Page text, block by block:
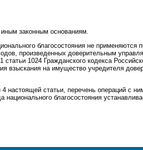
законным основаниям.
благосостояния не применяются
произведенных доверительным
1024 Гражданского кодекса
взыскания на имущество учредителя
настоящей статьи, перечень операций с
благосостояния